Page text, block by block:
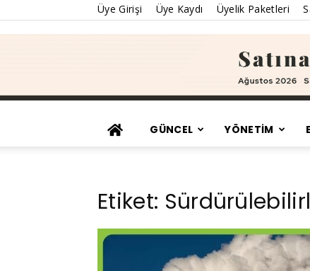
Üye Girişi Üye Kaydı Üyelik Paketleri
GÜNCEL YÖNETİM
Etiket: